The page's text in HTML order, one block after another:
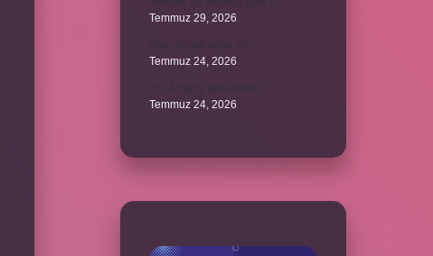
Temmuz 29, 2026
Karı demek kaba mı ?
Temmuz 24, 2026
Temmuz 24, 2026